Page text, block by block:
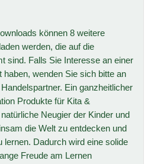
können 8 weitere
werden, die auf die
sind. Falls Sie Interesse an einer
haben, wenden Sie sich bitte an
Ein ganzheitlicher
Produkte für Kita &
Neugier der Kinder und
die Welt zu entdecken und
lernen. Dadurch wird eine solide
Freude am Lernen